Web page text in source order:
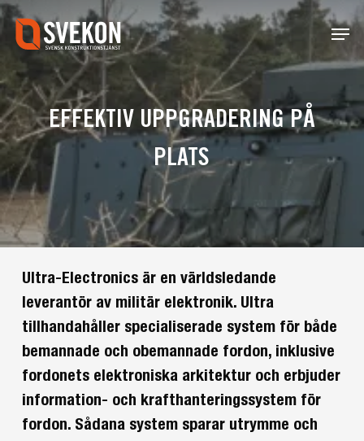
Skip
main
content
Menu
EFFEKTIV UPPGRADERING PÅ
PLATS
Ultra-Electronics är en världsledande
leverantör av militär elektronik. Ultra
tillhandahåller specialiserade system för både
bemannade och obemannade fordon, inklusive
fordonets elektroniska arkitektur och erbjuder
information- och krafthanteringssystem för
fordon. Sådana system sparar utrymme och